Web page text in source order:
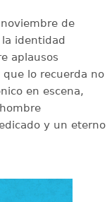
de
identidad
aplausos
lo recuerda no
en escena,
y un eterno